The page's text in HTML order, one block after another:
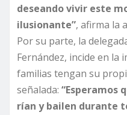
deseando vivir este
ilusionante”, afirma la
Por su parte, la
Fernández, incide en la
familias tengan su
señalada: “Esperamos
rían y bailen durante